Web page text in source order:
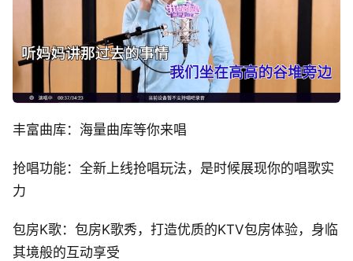
丰富曲库：海量曲库等你来唱
抢唱功能：全新上线抢唱玩法，是时候展现你的唱歌实
力
包房K歌：包房K歌秀，打造优质的KTV包房体验，身临
其境般的互动享受